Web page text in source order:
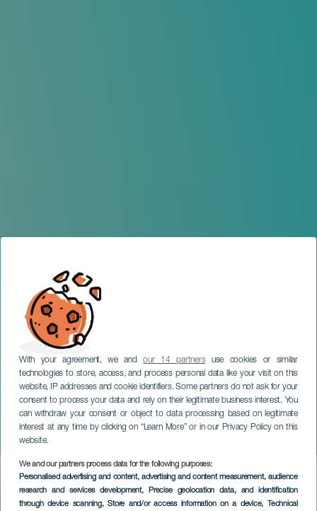
With your agreement, we andour 14 partnersuse cookies or similar
technologies to store, access, and process personal data like your visit on this
website, IP addresses and cookie identifiers. Some partners do not ask for your
consent to process your data and rely on their legitimate business interest. You
can withdraw your consent or object to data processing based on legitimate
interest at any time by clicking on “Learn More” or in our Privacy Policy on this
website.
We and our partners process data for the following purposes:
Personalised advertising and content, advertising and content measurement, audience
research and services development, Precise geolocation data, and identification
through device scanning, Store and/or access information on a device, Technical
Urban Jazz: Jazz In The
Hall
TENERIFE
Imagen
Listado